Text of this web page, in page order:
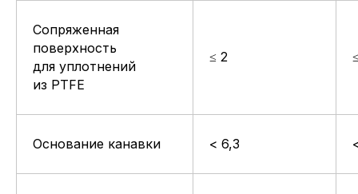
Сопряженная
поверхность
для уплотнений
из PTFE
≤ 2
Основание канавки < 6,3